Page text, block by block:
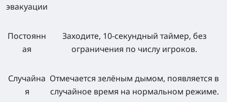
эвакуации
Постоянн
ая
Заходите, 10-секундный таймер, без
ограничения по числу игроков.
Случайна
я
Отмечается зелёным дымом, появляется в
случайное время на нормальном режиме.